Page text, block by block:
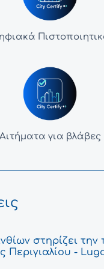
Αιτήματα για βλάβες
στηρίζει την
Περιγιαλίου -